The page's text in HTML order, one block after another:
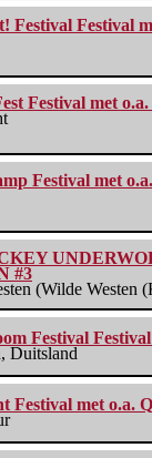
Festival Festival
Festival met
Festival met
#3
(Wilde Westen
Festival
Duitsland
Festival met o.a.